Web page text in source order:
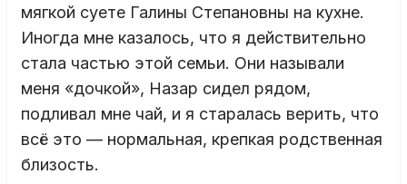
мягкой суете Галины Степановны на кухне.
Иногда мне казалось, что я действительно
стала частью этой семьи. Они называли
меня «дочкой», Назар сидел рядом,
подливал мне чай, и я старалась верить, что
всё это — нормальная, крепкая родственная
близость.